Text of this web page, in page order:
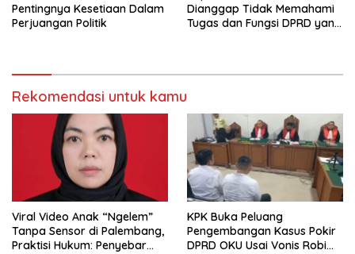
Pentingnya Kesetiaan Dalam
Perjuangan Politik
Dianggap Tidak Memahami
Tugas dan Fungsi DPRD yang
Rekomendasi untuk kamu
Viral Video Anak “Ngelem”
Tanpa Sensor di Palembang,
Praktisi Hukum: Penyebar
KPK Buka Peluang
Pengembangan Kasus Pokir
DPRD OKU Usai Vonis Robi